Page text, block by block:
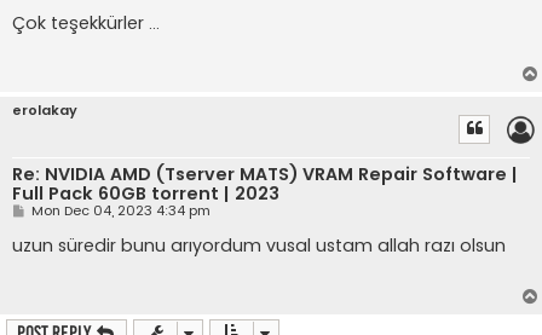
s
t
Çok teşekkürler ...
erolakay
Re: NVIDIA AMD (Tserver MATS) VRAM Repair Software |
Full Pack 60GB torrent | 2023
P
s
t
Mon Dec 04, 2023 4:34 pm
uzun süredir bunu arıyordum vusal ustam allah razı olsun